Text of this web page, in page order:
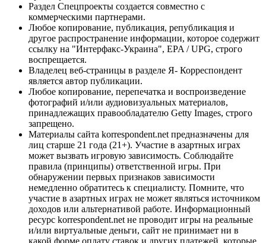
Раздел Спецпроекты создается совместно с
коммерческими партнерами.
Любое копирование, публикация, републикация и
другое распространение информации, которое содержит
ссылку на "Интерфакс-Украина", EPA / UPG, строго
воспрещается.
Владелец веб-страницы в разделе Я- Корреспондент
является автор публикации.
Любое копирование, перепечатка и воспроизведение
фотографий и/или аудиовизуальных материалов,
принадлежащих правообладателю Getty Images, строго
запрещено.
Материалы сайта korrespondent.net предназначены для
лиц старше 21 года (21+). Участие в азартных играх
может вызвать игровую зависимость. Соблюдайте
правила (принципы) ответственной игры. При
обнаружении первых признаков зависимости
немедленно обратитесь к специалисту. Помните, что
участие в азартных играх не может являться источником
доходов или альтернативой работе. Информационный
ресурс korrespondent.net не проводит игры на реальные
и/или виртуальные деньги, сайт не принимает ни в
какой форме оплату ставок и других платежей, которые